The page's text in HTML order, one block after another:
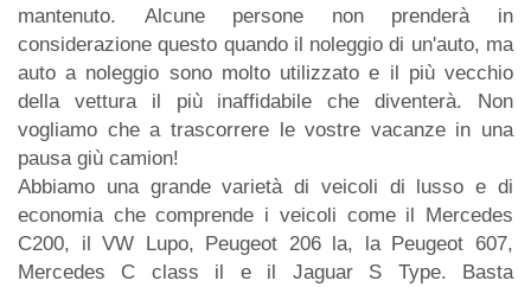
mantenuto. Alcune persone non prenderà in
considerazione questo quando il noleggio di un'auto, ma
auto a noleggio sono molto utilizzato e il più vecchio
della vettura il più inaffidabile che diventerà. Non
vogliamo che a trascorrere le vostre vacanze in una
pausa giù camion!
Abbiamo una grande varietà di veicoli di lusso e di
economia che comprende i veicoli come il Mercedes
C200, il VW Lupo, Peugeot 206 la, la Peugeot 607,
Mercedes C class il e il Jaguar S Type. Basta